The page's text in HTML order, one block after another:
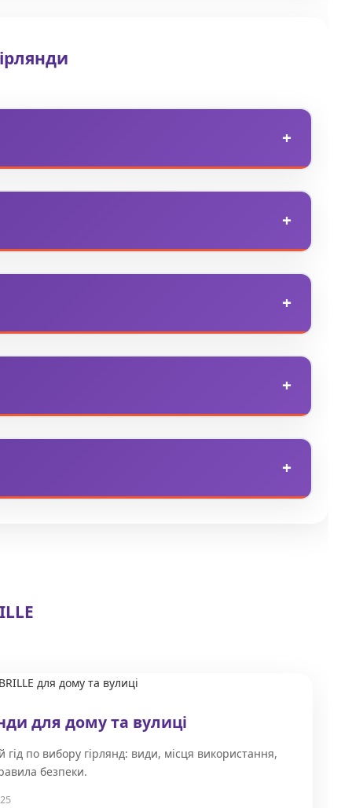
для дому та вулиці
гід по вибору гірлянд: види, місця використання,
безпеки.